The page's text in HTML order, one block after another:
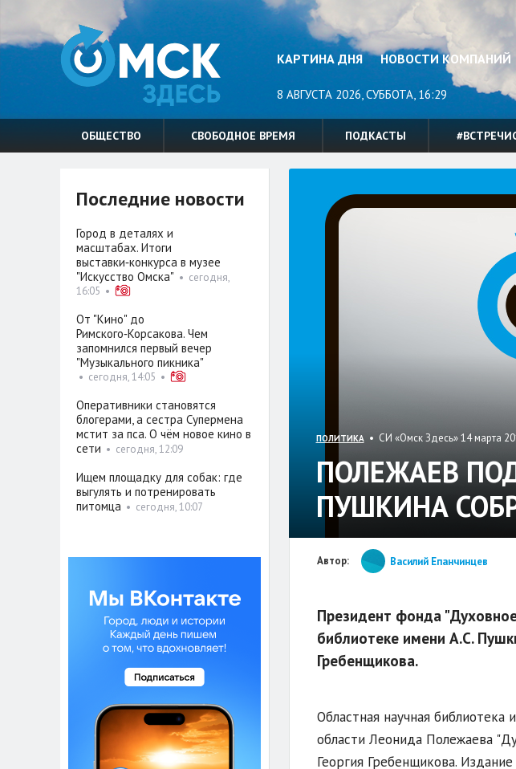
КАРТИНА ДНЯ НОВОСТИ КОМПАНИЙ
8 АВГУСТА 2026, СУББОТА, 16:29
ОБЩЕСТВО СВОБОДНОЕ ВРЕМЯ ПОДКАСТЫ
ПОЛИТИКА• СИ «Омск Здесь» 14 марта
ПОЛЕЖАЕВ
ПУШКИНА
Автор: Василий Епанчинцев
Президент фонда
библиотеке имени А.С.
Гребенщикова.
Областная научная
области Леонида Полежаева
Георгия Гребенщикова.
Последние новости
Город в деталях и
масштабах. Итоги
выставки‑конкурса в музее
"Искусство Омска" • сегодня,
16:05 •
От "Кино" до
Римского‑Корсакова. Чем
запомнился первый вечер
"Музыкального пикника"
• сегодня, 14:05 •
Оперативники становятся
блогерами, а сестра Супермена
мстит за пса. О чём новое кино в
сети • сегодня, 12:09
Ищем площадку для собак: где
выгулять и потренировать
питомца• сегодня, 10:07